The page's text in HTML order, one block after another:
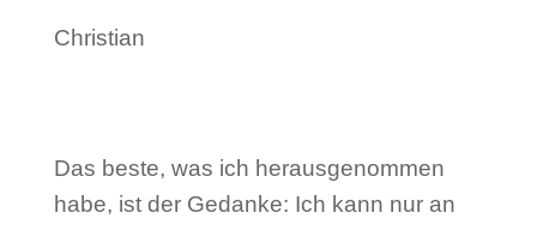
Christian
Das beste, was ich herausgenommen
habe, ist der Gedanke: Ich kann nur an